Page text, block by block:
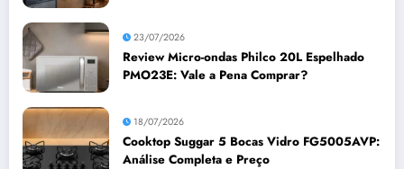
23/07/2026
Review Micro-ondas Philco 20L Espelhado
PMO23E: Vale a Pena Comprar?
18/07/2026
Cooktop Suggar 5 Bocas Vidro FG5005AVP:
Análise Completa e Preço